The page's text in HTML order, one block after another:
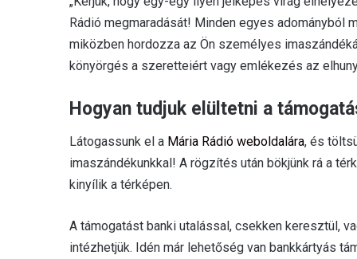
Rádió megmaradását! Minden egyes adományból
miközben hordozza az Ön személyes
könyörgés a szeretteiért vagy emlékezés az
Hogyan tudjuk elültetni a
Látogassunk el a Mária Rádió weboldalára, és
imaszándékunkkal! A rögzítés után bökjünk rá a
kinyílik a térképen.
A támogatást banki utalással, csekken keresztül,
intézhetjük. Idén már lehetőség van bankkártyás